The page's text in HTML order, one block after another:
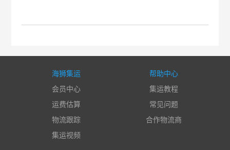
海狮集运
会员中心
运费估算
物流跟踪
集运视频
帮助中心
集运教程
常见问题
合作物流商